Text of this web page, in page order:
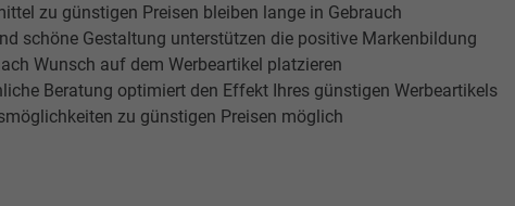
zu günstigen Preisen bleiben lange in Gebrauch
schöne Gestaltung unterstützen die positive Markenbildung
Wunsch auf dem Werbeartikel platzieren
Beratung optimiert den Effekt Ihres günstigen Werbeartikels
zu günstigen Preisen möglich